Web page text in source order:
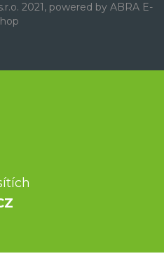
2021, powered by ABRA E-